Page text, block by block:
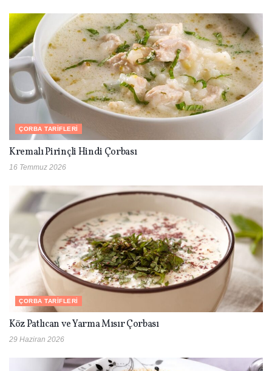
ÇORBA TARIFLERI
Kremalı Pirinçli Hindi Çorbası
16 Temmuz 2026
ÇORBA TARIFLERI
Köz Patlıcan ve Yarma Mısır Çorbası
29 Haziran 2026